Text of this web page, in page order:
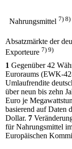
Nahrungsmittel 7) 8)
Absatzmärkte der
Exporteure 7) 9)
1 Gegenüber 42
Euroraums (EWK-
Umlaufrendite
über neun bis zehn
Euro je
basierend auf Daten
Dollar. 7
für Nahrungsmittel
Europäischen